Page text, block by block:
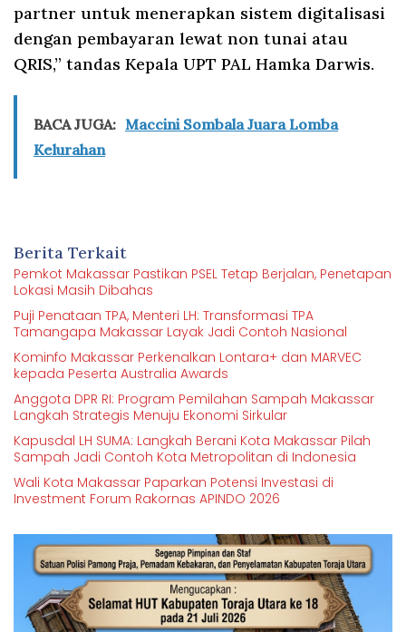
partner untuk menerapkan sistem digitalisasi
dengan pembayaran lewat non tunai atau
QRIS,” tandas Kepala UPT PAL Hamka Darwis.
BACA JUGA: Maccini Sombala Juara Lomba
Kelurahan
Berita Terkait
Pemkot Makassar Pastikan PSEL Tetap Berjalan, Penetapan
Lokasi Masih Dibahas
Puji Penataan TPA, Menteri LH: Transformasi TPA
Tamangapa Makassar Layak Jadi Contoh Nasional
Kominfo Makassar Perkenalkan Lontara+ dan MARVEC
kepada Peserta Australia Awards
Anggota DPR RI: Program Pemilahan Sampah Makassar
Langkah Strategis Menuju Ekonomi Sirkular
Kapusdal LH SUMA: Langkah Berani Kota Makassar Pilah
Sampah Jadi Contoh Kota Metropolitan di Indonesia
Wali Kota Makassar Paparkan Potensi Investasi di
Investment Forum Rakornas APINDO 2026